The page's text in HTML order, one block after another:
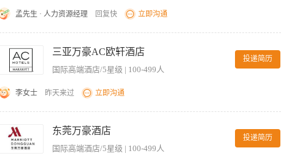
孟先生 · 人力资源经理 回复快 立即沟通
酒店的产品和服务； 4. Follow hotel house finance policies strictly. 严格遵守酒店的财务
6. Support all the policies and procedures from hotel. 支持酒店的各项政策和程序；
三亚万豪AC欧轩酒店
国际高端酒店/5星级 | 100-499人
投递简历
李女士 昨天来过 立即沟通
的日常巡查与清洁维护，及时补充毛巾、饮用水等物资，营造整洁舒适的环境。 3、
。 4、关注宾客运动安全，提醒正确使用器械，处理简单意外擦伤等突发状况，并
并反馈宾客意见建议。 6、完成上级交办的其他临时性服务与行政工作。 【岗位要
东莞万豪酒店
国际高端酒店/5星级 | 100-499人
投递简历